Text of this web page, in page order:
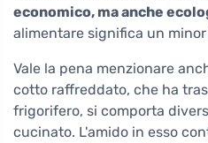
economico, ma anche
alimentare significa un
Vale la pena menzionare
cotto raffreddato, che ha
frigorifero, si comporta
cucinato. L'amido in esso